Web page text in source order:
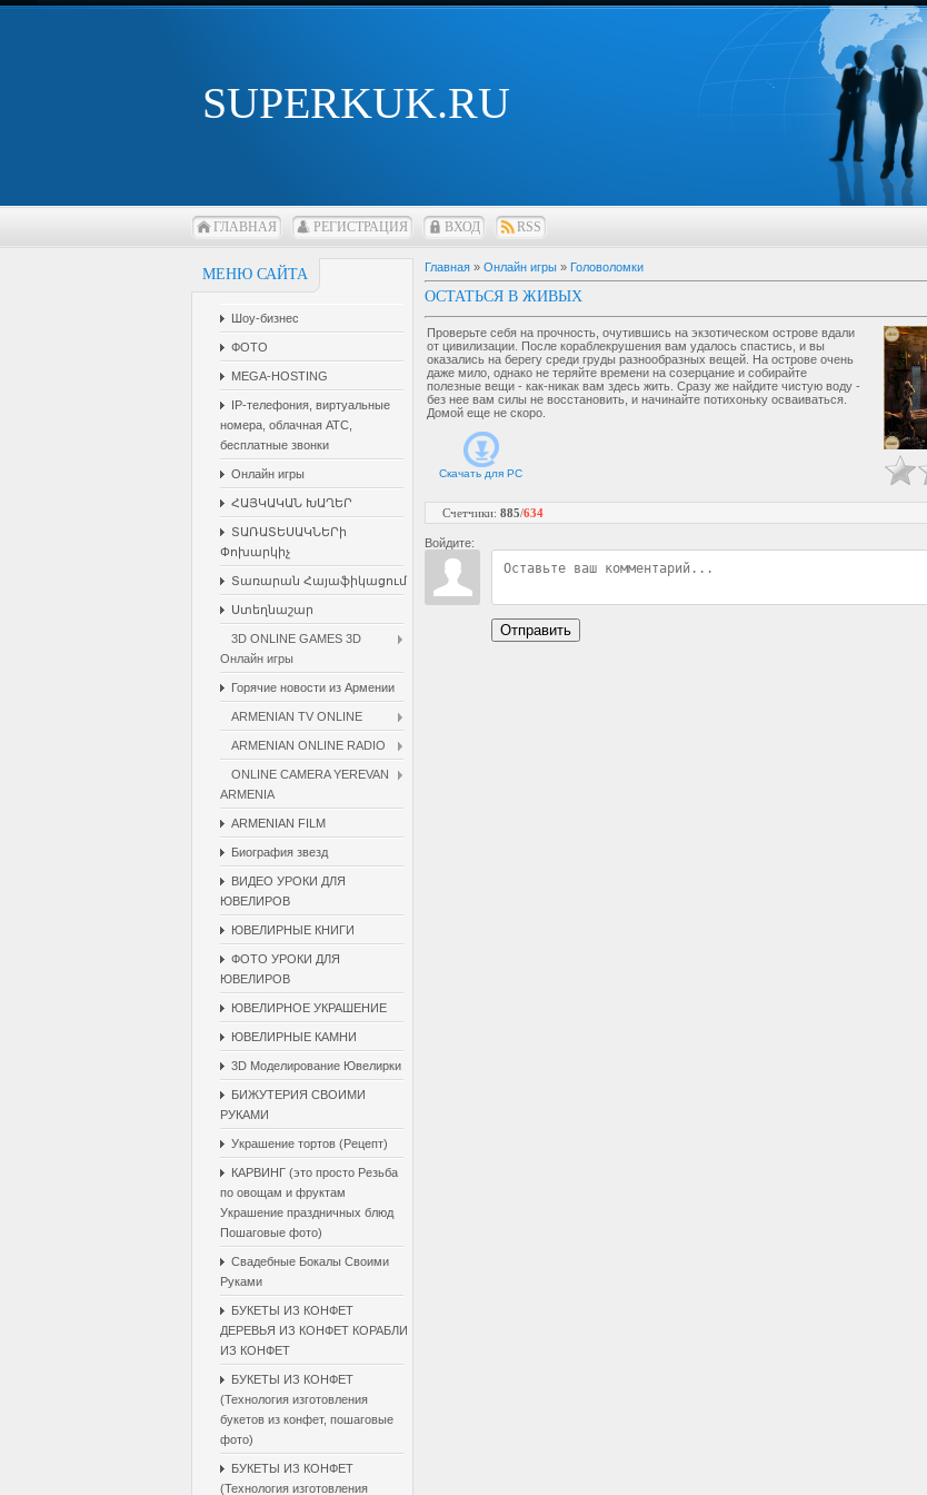
SUPERKUK.RU
ГЛАВНАЯ РЕГИСТРАЦИЯ ВХОД RSS
МЕНЮ САЙТА
Шоу-бизнес
ФОТО
MEGA-HOSTING
IP-телефония, виртуальные
номера, облачная АТС,
бесплатные звонки
Онлайн игры
ՀԱՅԿԱԿԱՆ ԽԱՂԵՐ
ՏԱՌԱՏԵՍԱԿՆԵՐի
Փոխարկիչ
Տառարան Հայաֆիկացում
Ստեղնաշար
3D ONLINE GAMES 3D
Онлайн игры
Горячие новости из Армении
ARMENIAN TV ONLINE
ARMENIAN ONLINE RADIO
ONLINE CAMERA YEREVAN
ARMENIA
ARMENIAN FILM
Биография звезд
ВИДЕО УРОКИ ДЛЯ
ЮВЕЛИРОВ
ЮВЕЛИРНЫЕ КНИГИ
ФОТО УРОКИ ДЛЯ
ЮВЕЛИРОВ
ЮВЕЛИРНОЕ УКРАШЕНИЕ
ЮВЕЛИРНЫЕ КАМНИ
3D Моделирование Ювелирки
БИЖУТЕРИЯ СВОИМИ
РУКАМИ
Украшение тортов (Рецепт)
КАРВИНГ (это просто Резьба
по овощам и фруктам
Украшение праздничных блюд
Пошаговые фото)
Свадебные Бокалы Cвоими
Pуками
БУКЕТЫ ИЗ КОНФЕТ
ДЕРЕВЬЯ ИЗ КОНФЕТ КОРАБЛИ
ИЗ КОНФЕТ
БУКЕТЫ ИЗ КОНФЕТ
(Технология изготовления
букетов из конфет, пошаговые
фото)
БУКЕТЫ ИЗ КОНФЕТ
(Технология изготовления
Главная » Онлайн игры » Головоломки
ОСТАТЬСЯ В ЖИВЫХ
Проверьте себя на прочность, очутившись на экзотическом острове вдали
от цивилизации. После кораблекрушения вам удалось спастись, и вы
оказались на берегу среди груды разнообразных вещей. На острове очень
даже мило, однако не теряйте времени на созерцание и собирайте
полезные вещи - как-никак вам здесь жить. Сразу же найдите чистую воду -
без нее вам силы не восстановить, и начинайте потихоньку осваиваться.
Домой еще не скоро.
Скачать для PC
Счетчики: 885/634
Войдите:
Отправить